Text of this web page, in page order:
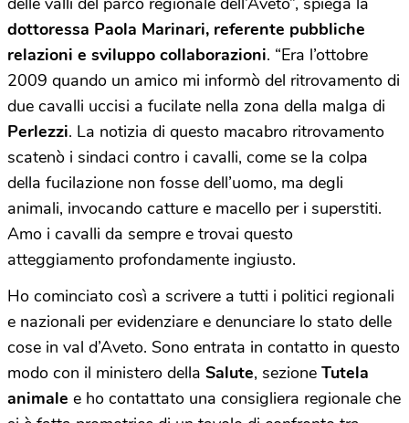
dottoressa Paola Marinari, referente pubbliche
relazioni e sviluppo collaborazioni. “Era l’ottobre
2009 quando un amico mi informò del ritrovamento di
due cavalli uccisi a fucilate nella zona della malga di
Perlezzi. La notizia di questo macabro ritrovamento
scatenò i sindaci contro i cavalli, come se la colpa
della fucilazione non fosse dell’uomo, ma degli
animali, invocando catture e macello per i superstiti.
Amo i cavalli da sempre e trovai questo
atteggiamento profondamente ingiusto.
Ho cominciato così a scrivere a tutti i politici regionali
e nazionali per evidenziare e denunciare lo stato delle
cose in val d’Aveto. Sono entrata in contatto in questo
modo con il ministero della Salute, sezione Tutela
animale e ho contattato una consigliera regionale che